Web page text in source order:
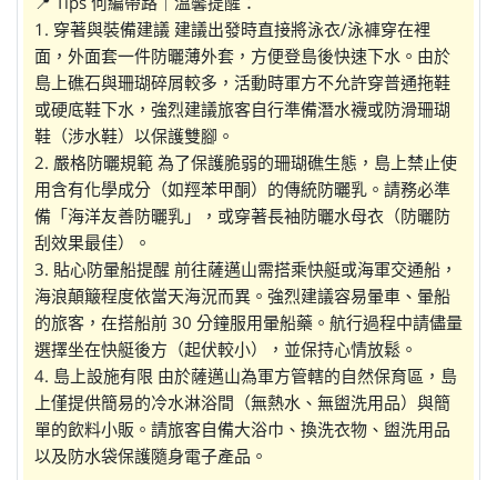
1. 穿著與裝備建議 建議出發時直接將泳衣/泳褲穿在裡
面，外面套一件防曬薄外套，方便登島後快速下水。由於
島上礁石與珊瑚碎屑較多，活動時軍方不允許穿普通拖鞋
或硬底鞋下水，強烈建議旅客自行準備潛水襪或防滑珊瑚
鞋（涉水鞋）以保護雙腳。
2. 嚴格防曬規範 為了保護脆弱的珊瑚礁生態，島上禁止使
用含有化學成分（如羥苯甲酮）的傳統防曬乳。請務必準
備「海洋友善防曬乳」，或穿著長袖防曬水母衣（防曬防
刮效果最佳）。
3. 貼心防暈船提醒 前往薩邁山需搭乘快艇或海軍交通船，
海浪顛簸程度依當天海況而異。強烈建議容易暈車、暈船
的旅客，在搭船前 30 分鐘服用暈船藥。航行過程中請儘量
選擇坐在快艇後方（起伏較小），並保持心情放鬆。
4. 島上設施有限 由於薩邁山為軍方管轄的自然保育區，島
上僅提供簡易的冷水淋浴間（無熱水、無盥洗用品）與簡
單的飲料小販。請旅客自備大浴巾、換洗衣物、盥洗用品
以及防水袋保護隨身電子產品。